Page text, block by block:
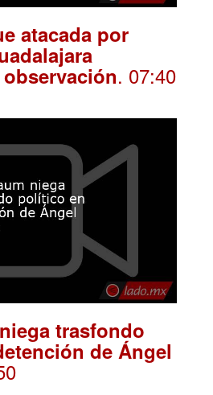
atacada por
. 07:40
trasfondo
de Ángel